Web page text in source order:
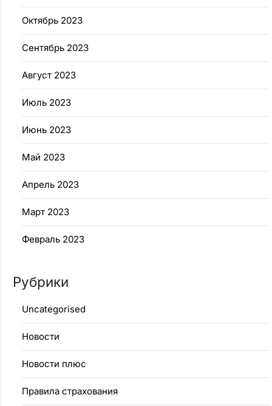
Октябрь 2023
Сентябрь 2023
Август 2023
Июль 2023
Июнь 2023
Май 2023
Апрель 2023
Март 2023
Февраль 2023
Рубрики
Uncategorised
Новости
Новости плюс
Правила страхования